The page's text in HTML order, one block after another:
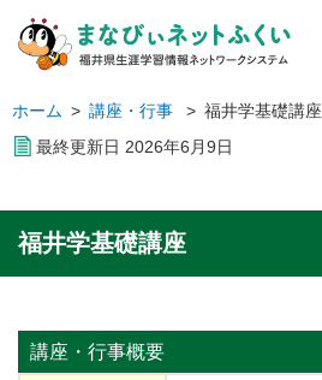
ホーム > 講座・行事 > 福井学基礎講座
最終更新日 2026年6 月9日
福井学基礎講座
講座・行事概要